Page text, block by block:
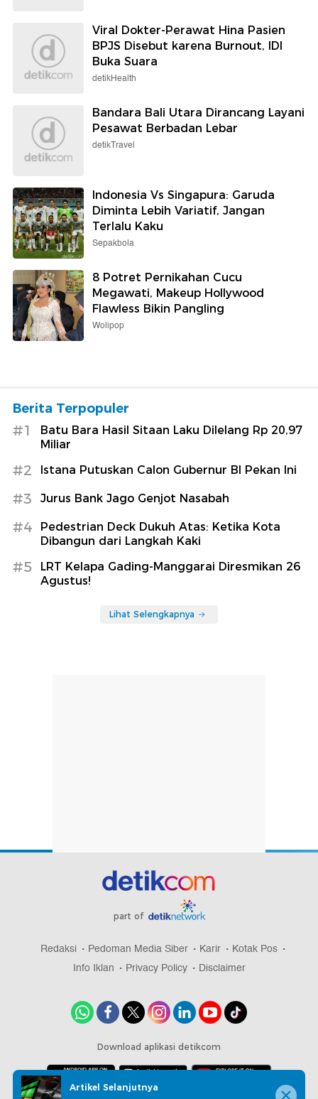
Viral Dokter-Perawat Hina Pasien
BPJS Disebut karena Burnout, IDI
Buka Suara
detikHealth
Bandara Bali Utara Dirancang Layani
Pesawat Berbadan Lebar
detikTravel
Indonesia Vs Singapura: Garuda
Diminta Lebih Variatif, Jangan
Terlalu Kaku
Sepakbola
8 Potret Pernikahan Cucu
Megawati, Makeup Hollywood
Flawless Bikin Pangling
Wolipop
Berita Terpopuler
#1
Batu Bara Hasil Sitaan Laku Dilelang Rp 20,97
Miliar
#2 Istana Putuskan Calon Gubernur BI Pekan Ini
#3 Jurus Bank Jago Genjot Nasabah
#4
Pedestrian Deck Dukuh Atas: Ketika Kota
Dibangun dari Langkah Kaki
#5
LRT Kelapa Gading-Manggarai Diresmikan 26
Agustus!
Lihat Selengkapnya
part of
Redaksi Pedoman Media Siber Karir
Kotak Pos
Info Iklan
Privacy Policy Disclaimer
Download aplikasi detikcom
Artikel Selanjutnya